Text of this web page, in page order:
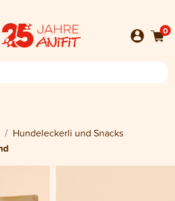
0
Hundeleckerli und Snacks